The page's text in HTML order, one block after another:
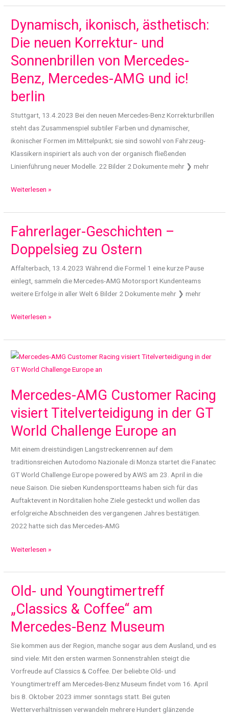
EQS
SUV:
Premiere
des
ersten
vollelektrischen
Modells
der
Dynamisch, ikonisch, ästhetisch:
Die neuen Korrektur- und
Sonnenbrillen von Mercedes-
Benz, Mercedes-AMG und ic!
berlin
Stuttgart, 13.4.2023 Bei den neuen Mercedes-Benz Korrekturbrillen
steht das Zusammenspiel subtiler Farben und dynamischer,
ikonischer Formen im Mittelpunkt; sie sind sowohl von Fahrzeug-
Klassikern inspiriert als auch von der organisch fließenden
Linienführung neuer Modelle. 22 Bilder 2 Dokumente mehr ❯ mehr
Dynamisch,
ästhetisch:
Die
Korrektur-
und
Sonnenbrillen
von
Benz,
AMG
und
ic!
Weiterlesen »
Fahrerlager-Geschichten –
Doppelsieg zu Ostern
Affalterbach, 13.4.2023 Während die Formel 1 eine kurze Pause
einlegt, sammeln die Mercedes-AMG Motorsport Kundenteams
weitere Erfolge in aller Welt 6 Bilder 2 Dokumente mehr ❯ mehr
Fahrerlager-
–
Doppelsieg
zu
Weiterlesen »
Mercedes-AMG Customer Racing
visiert Titelverteidigung in der GT
World Challenge Europe an
Mit einem dreistündigen Langstreckenrennen auf dem
traditionsreichen Autodomo Nazionale di Monza startet die Fanatec
GT World Challenge Europe powered by AWS am 23. April in die
neue Saison. Die sieben Kundensportteams haben sich für das
Auftaktevent in Norditalien hohe Ziele gesteckt und wollen das
erfolgreiche Abschneiden des vergangenen Jahres bestätigen.
2022 hatte sich das Mercedes-AMG
Mercedes-
Customer
Racing
Titelverteidigung
in
GT
World
Challenge
Europe
an
Weiterlesen »
Old- und Youngtimertreff
„Classics & Coffee“ am
Mercedes-Benz Museum
Sie kommen aus der Region, manche sogar aus dem Ausland, und es
sind viele: Mit den ersten warmen Sonnenstrahlen steigt die
Vorfreude auf Classics & Coffee. Der beliebte Old- und
Youngtimertreff am Mercedes-Benz Museum findet vom 16. April
bis 8. Oktober 2023 immer sonntags statt. Bei guten
Wetterverhältnissen verwandeln mehrere Hundert glänzende